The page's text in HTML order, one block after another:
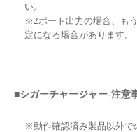
い。
※2ポート出力の場合、も
定になる場合があります。
■シガーチャージャー-注意
※動作確認済み製品以外で